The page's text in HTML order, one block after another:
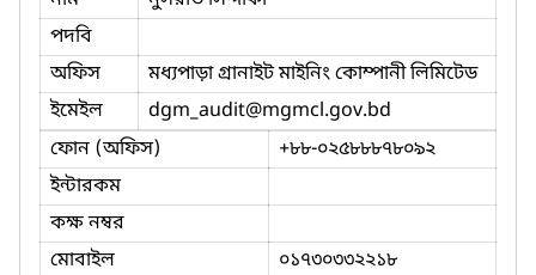
পদবি
অফিস
মধ্যপাড়া গ্রানাইট মাইনিং কোম্পানী লিমিটেড
ইমেইল
dgm_audit@mgmcl.gov.bd
ফোন (অফিস)
+৮৮-০২৫৮৮৮৭৮০৯২
ইন্টারকম
কক্ষ নম্বর
মোবাইল
০১৭৩০৩৩২২১৮